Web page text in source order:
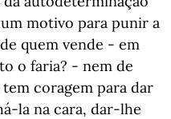
motivo para punir a
quem vende - em
o faria? - nem de
coragem para dar
la na cara, dar-lhe